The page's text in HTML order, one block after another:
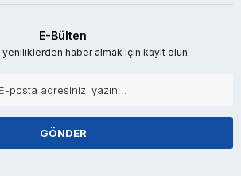
E-Bülten
haber almak için kayıt olun.
GÖNDER